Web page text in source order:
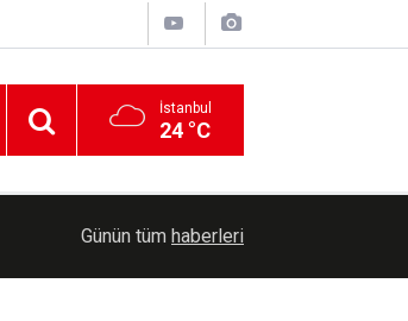
İstanbul
24 °C
Türk Standardları Enstitüsü 129 personel alacak
Günün tüm haberleri